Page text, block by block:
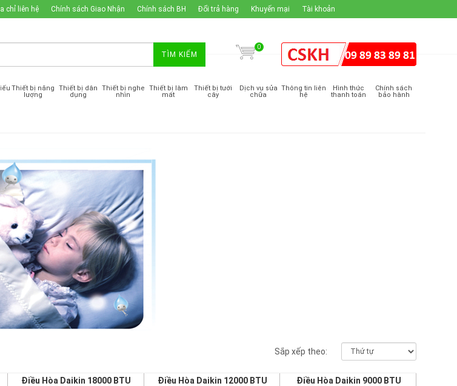
chỉ liên hệ Chính sách Giao Nhận Chính sách BH Đổi trả hàng Khuyến mại Tài khoản
TÌM KIẾM
0
Thiết bị năng
lượng
Thiết bị dân
dụng
Thiết bị nghe
nhìn
Thiết bị làm
mát
Thiết bị tưới
cây
Dịch vụ sửa
chữa
Thông tin liên
hệ
Hình thức
thanh toán
Chính sách
bảo hành
Sắp xếp theo:
Điều Hòa Daikin 18000 BTU
Điều Hòa Daikin 12000 BTU
Điều Hòa Daikin 9000 BTU